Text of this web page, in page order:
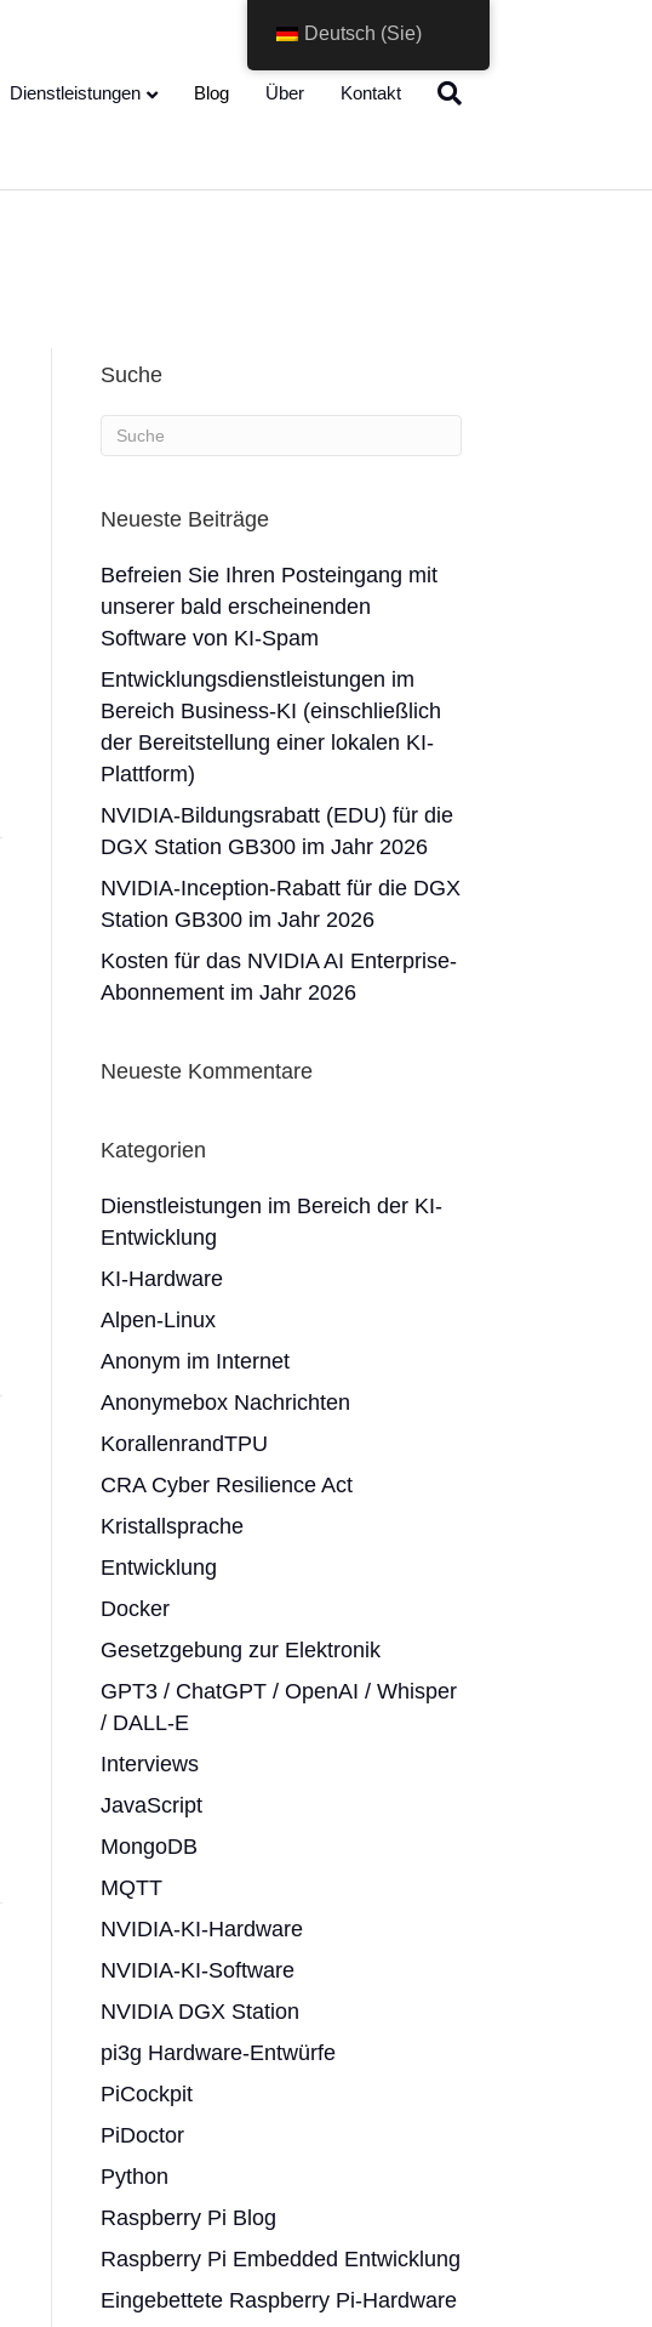
Dienstleistungen Blog Über Kontakt
Suche
Neueste Beiträge
Befreien Sie Ihren Posteingang mit
unserer bald erscheinenden
Software von KI-Spam
Entwicklungsdienstleistungen im
Bereich Business-KI (einschließlich
der Bereitstellung einer lokalen KI-
Plattform)
NVIDIA-Bildungsrabatt (EDU) für die
DGX Station GB300 im Jahr 2026
NVIDIA-Inception-Rabatt für die DGX
Station GB300 im Jahr 2026
Kosten für das NVIDIA AI Enterprise-
Abonnement im Jahr 2026
Neueste Kommentare
Kategorien
Dienstleistungen im Bereich der KI-
Entwicklung
KI-Hardware
Alpen-Linux
Anonym im Internet
Anonymebox Nachrichten
KorallenrandTPU
CRA Cyber Resilience Act
Kristallsprache
Entwicklung
Docker
Gesetzgebung zur Elektronik
GPT3 / ChatGPT / OpenAI / Whisper
/ DALL-E
Interviews
JavaScript
MongoDB
MQTT
NVIDIA-KI-Hardware
NVIDIA-KI-Software
NVIDIA DGX Station
pi3g Hardware-Entwürfe
PiCockpit
PiDoctor
Python
Raspberry Pi Blog
Raspberry Pi Embedded Entwicklung
Eingebettete Raspberry Pi-Hardware
Deutsch (Sie)